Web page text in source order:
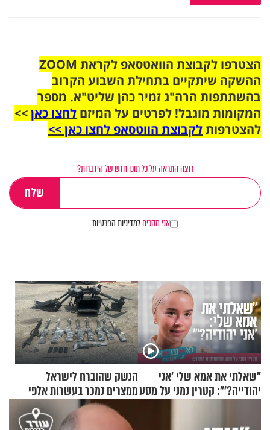
הצטרפו לקבוצת הוואטסאפ לקראת ZOOM
ההשקה שיתקיים בתחילת השבוע הקרוב
בהשתתפות הרה"ג זמיר כהן שליט"א. מספר
המקומות מוגבל! לפרטים על המיזם לחצו כאן>>
להצטרפותלקבוצת הווטסאפ לחצו כאן >>
רוצה התראה על כל תוכן חדש של הידברות?
אני מסכיםלמדיניות הפרטיות
"שאלתי את אמא שלי 'אני
יהודייה?'": קטרין נמני על מסע
הנשק שהוברח לישראל
ממצרים נמכר בעשרות אלפי
שקלים